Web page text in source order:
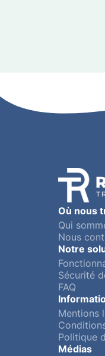
Où nous
Qui
Nous
Notre
Sécurité
FAQ
Mentions
Politique
Médias